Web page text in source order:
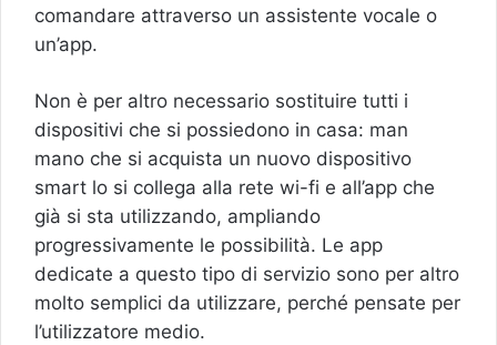
comandare attraverso un assistente vocale o
un’app.
Non è per altro necessario sostituire tutti i
dispositivi che si possiedono in casa: man
mano che si acquista un nuovo dispositivo
smart lo si collega alla rete wi-fi e all’app che
già si sta utilizzando, ampliando
progressivamente le possibilità. Le app
dedicate a questo tipo di servizio sono per altro
molto semplici da utilizzare, perché pensate per
l’utilizzatore medio.